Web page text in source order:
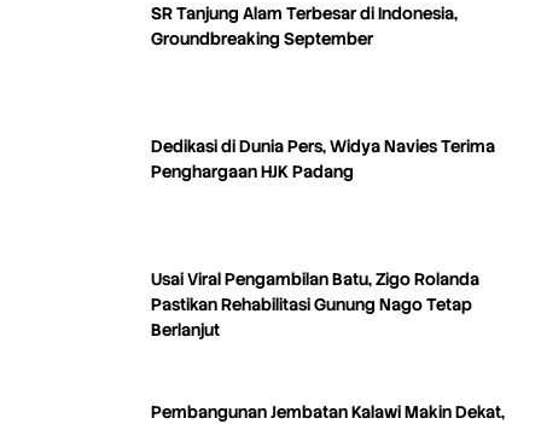
SR Tanjung Alam Terbesar di Indonesia,
Groundbreaking September
Dedikasi di Dunia Pers, Widya Navies Terima
Penghargaan HJK Padang
Usai Viral Pengambilan Batu, Zigo Rolanda
Pastikan Rehabilitasi Gunung Nago Tetap
Berlanjut
Pembangunan Jembatan Kalawi Makin Dekat,